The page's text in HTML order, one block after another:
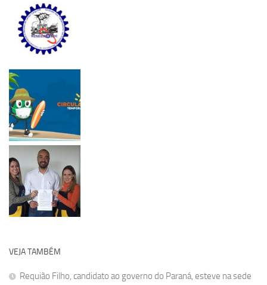
VEJA TAMBÉM
Requião Filho, candidato ao governo do Paraná, esteve na sede